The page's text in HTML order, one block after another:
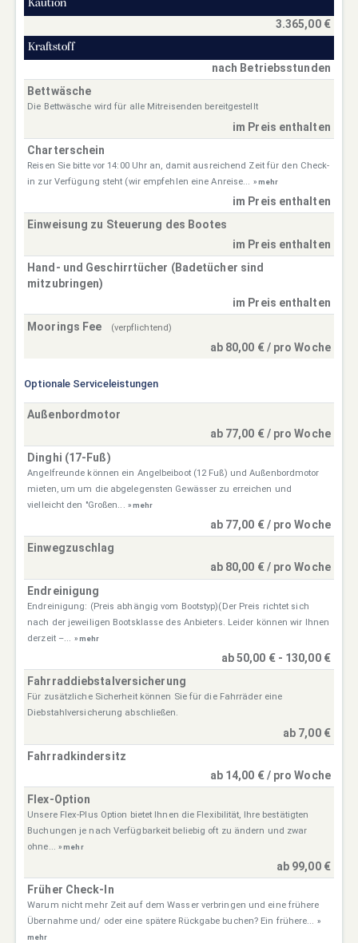
Kaution
3.365,00 €
Kraftstoff
nach Betriebsstunden
Bettwäsche
Die Bettwäsche wird für alle Mitreisenden bereitgestellt
im Preis enthalten
Charterschein
Reisen Sie bitte vor 14:00 Uhr an, damit ausreichend Zeit für den Check-
in zur Verfügung steht (wir empfehlen eine Anreise... » mehr
im Preis enthalten
Einweisung zu Steuerung des Bootes
im Preis enthalten
Hand- und Geschirrtücher (Badetücher sind
mitzubringen)
im Preis enthalten
Moorings Fee
(verpflichtend)
ab 80,00 € / pro Woche
Optionale Serviceleistungen
Außenbordmotor
ab 77,00 € / pro Woche
Dinghi (17-Fuß)
Angelfreunde können ein Angelbeiboot (12 Fuß) und Außenbordmotor
mieten, um um die abgelegensten Gewässer zu erreichen und
vielleicht den "Großen... » mehr
ab 77,00 € / pro Woche
Einwegzuschlag
ab 80,00 € / pro Woche
Endreinigung
Endreinigung: (Preis abhängig vom Bootstyp)(Der Preis richtet sich
nach der jeweiligen Bootsklasse des Anbieters. Leider können wir Ihnen
derzeit –... » mehr
ab 50,00 € - 130,00 €
Fahrraddiebstalversicherung
Für zusätzliche Sicherheit können Sie für die Fahrräder eine
Diebstahlversicherung abschließen.
ab 7,00 €
Fahrradkindersitz
ab 14,00 € / pro Woche
Flex-Option
Unsere Flex-Plus Option bietet Ihnen die Flexibilität, Ihre bestätigten
Buchungen je nach Verfügbarkeit beliebig oft zu ändern und zwar
ohne...
» mehr
ab 99,00 €
Früher Check-In
Warum nicht mehr Zeit auf dem Wasser verbringen und eine frühere
Übernahme und/ oder eine spätere Rückgabe buchen? Ein frühere... »
mehr